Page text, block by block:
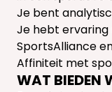
Je bent
Je hebt
SportsAlliance
Affiniteit met
WAT BIEDEN